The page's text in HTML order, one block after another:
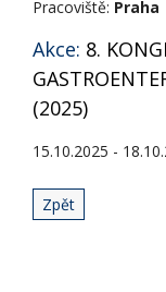
Pracoviště: Praha
Akce: 8.
(2025)
15.10.2025 -
Zpět